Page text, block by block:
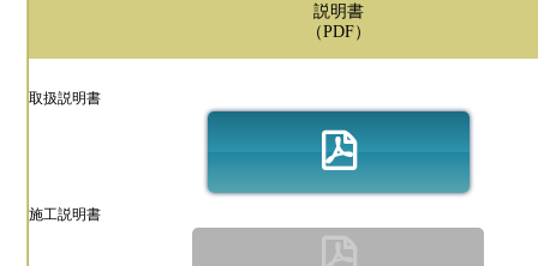
説明書
（PDF）
取扱説明書
施工説明書